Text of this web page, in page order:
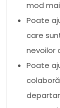
mod
Poate
care
nevoilor
Poate